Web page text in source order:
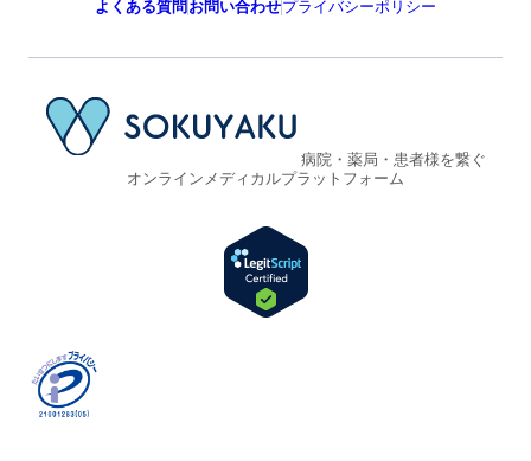
よくある質問お問い合わせプライバシーポリシー
病院・薬局・患者様を繋ぐ
オンラインメディカルプラットフォーム